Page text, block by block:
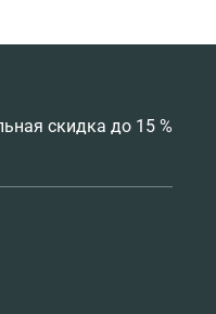
скидка до 15 %